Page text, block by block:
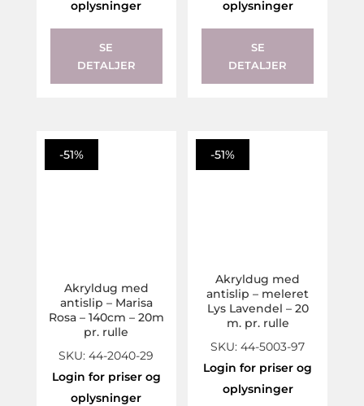
oplysninger
SE
DETALJER
oplysninger
SE
DETALJER
-51%
Akryldug med
antislip – Marisa
Rosa – 140cm – 20m
pr. rulle
SKU: 44-2040-29
Login for priser og
oplysninger
-51%
Akryldug med
antislip – meleret
Lys Lavendel – 20
m. pr. rulle
SKU: 44-5003-97
Login for priser og
oplysninger